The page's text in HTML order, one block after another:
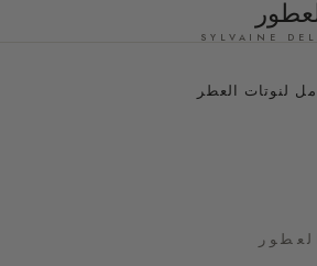
لنوتات العطر